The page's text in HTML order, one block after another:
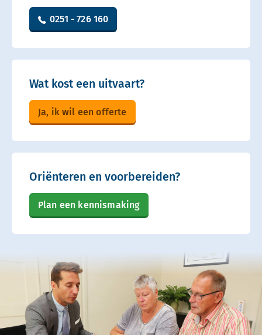
0251 - 726 160
Wat kost een uitvaart?
Ja, ik wil een offerte
Oriënteren en voorbereiden?
Plan een kennismaking